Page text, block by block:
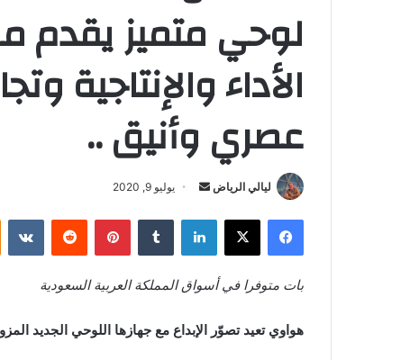
لوحي متميز يقدم
الأداء والإنتاجية
عصري وأنيق ..
ليالي الرياض
أرسل
إلكترونيا
يوليو 9, 2020
فيسبوك ‫X لينكدإن بينتيريست
بات متوفرا في أسواقالمملكة العربية السعودية
هواوي تعيد تصوّر الإبداع مع جهازها اللوحي الجديد